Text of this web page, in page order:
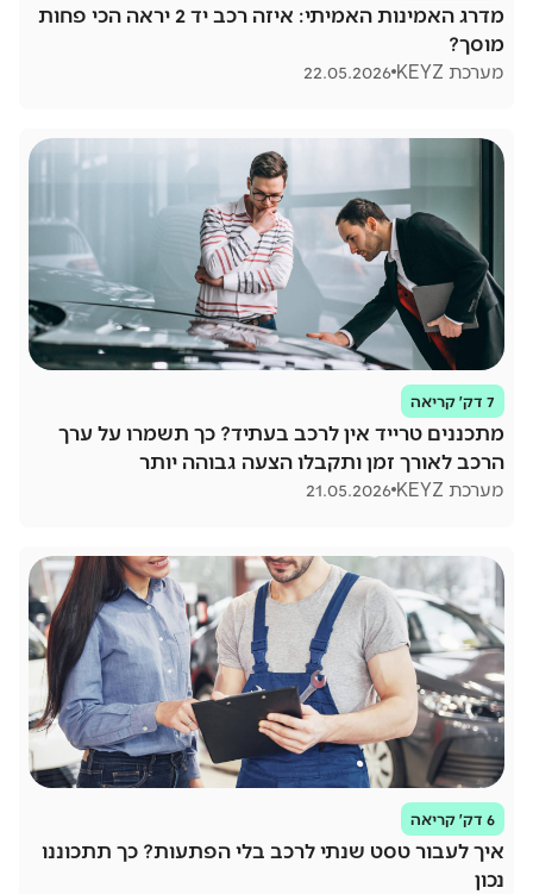
מדרג האמינות האמיתי: איזה רכב יד 2 יראה הכי פחות
מוסך?
מערכת KEYZ 22.05.2026
7 דק׳ קריאה
מתכננים טרייד אין לרכב בעתיד? כך תשמרו על ערך
הרכב לאורך זמן ותקבלו הצעה גבוהה יותר
מערכת KEYZ 21.05.2026
6 דק׳ קריאה
איך לעבור טסט שנתי לרכב בלי הפתעות? כך תתכוננו
נכון